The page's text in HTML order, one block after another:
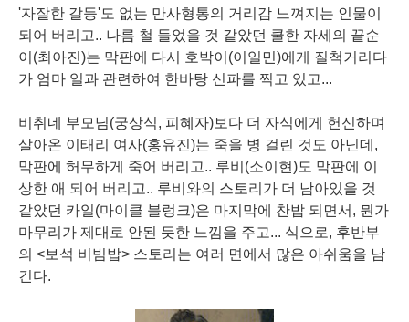
'자잘한 갈등'도 없는 만사형통의 거리감 느껴지는 인물이
되어 버리고.. 나름 철 들었을 것 같았던 쿨한 자세의 끝순
이(최아진)는 막판에 다시 호박이(이일민)에게 질척거리다
가 엄마 일과 관련하여 한바탕 신파를 찍고 있고...
비취네 부모님(궁상식, 피혜자)보다 더 자식에게 헌신하며
살아온 이태리 여사(홍유진)는 죽을 병 걸린 것도 아닌데,
막판에 허무하게 죽어 버리고.. 루비(소이현)도 막판에 이
상한 애 되어 버리고.. 루비와의 스토리가 더 남아있을 것
같았던 카일(마이클 블렁크)은 마지막에 찬밥 되면서, 뭔가
마무리 가 제대로 안된 듯한 느낌을 주고... 식으로, 후반부
의 <보석 비빔밥> 스토리는 여러 면에서 많은 아쉬움을 남
긴다.